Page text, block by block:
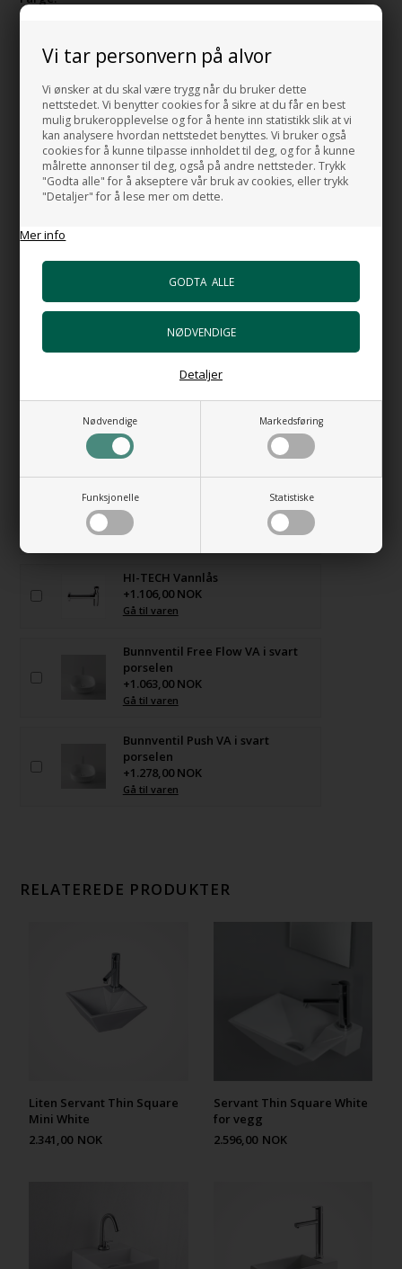
Vi tar personvern på alvor
Vi ønsker at du skal være trygg når du bruker dette
nettstedet. Vi benytter cookies for å sikre at du får en best
mulig brukeropplevelse og for å hente inn statistikk slik at vi
kan analysere hvordan nettstedet benyttes. Vi bruker også
cookies for å kunne tilpasse innholdet til deg, og for å kunne
målrette annonser til deg, også på andre nettsteder. Trykk
"Godta alle" for å akseptere vår bruk av cookies, eller trykk
"Detaljer" for å lese mer om dette.
Mer info
Nødvendige Markedsføring
Funksjonelle Statistiske
Detaljer
Matt svart
Servanten er også tilgjengelig i følgende farger:
Blank svart
Matt svart
Nuvola (Lys sand)
Tempesta (Lyseblå)
Laguna (Grønn)
Basento (Mørk Sand)
Velato (Rosa)
HUSK: Husk å velge om du vil ha servanten til høyre eller
venstre.
Varenummer:98150MS
HUSK OGSÅ DISSE
Monteringsbolter for servant
+106,00 NOK
Gå til varen
HI-TECH Vannlås
+1.106,00 NOK
Gå til varen
Bunnventil Free Flow VA i svart
porselen
+1.063,00 NOK
Gå til varen
Bunnventil Push VA i svart
porselen
+1.278,00 NOK
Gå til varen
RELATEREDE PRODUKTER
Liten Servant Thin Square
Mini White
2.341,00 NOK
Servant Thin Square White
for vegg
2.596,00 NOK